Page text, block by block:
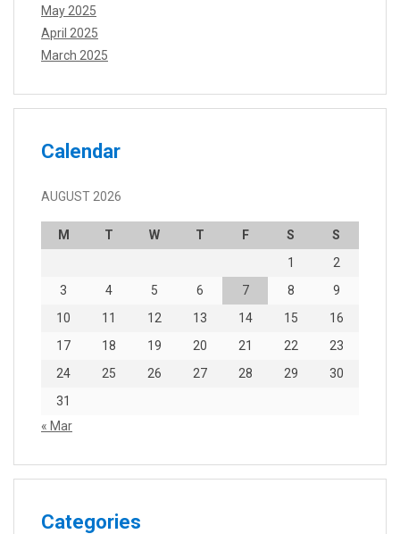
May 2025
April 2025
March 2025
Calendar
AUGUST 2026
M T W T F S
S
1
2
3
4 5 6 7 8
9
10
11 12 13 14 15
16
17
18 19 20 21 22
23
24
25 26 27 28 29
30
31
« Mar
Categories